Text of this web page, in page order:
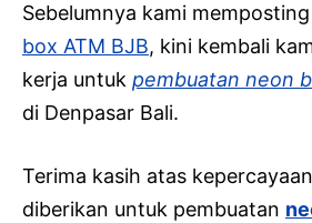
Sebelumnya kami memposting
box ATM BJB, kini kembali
kerja untuk pembuatan neon
di Denpasar Bali.
Terima kasih atas
diberikan untuk pembuatan